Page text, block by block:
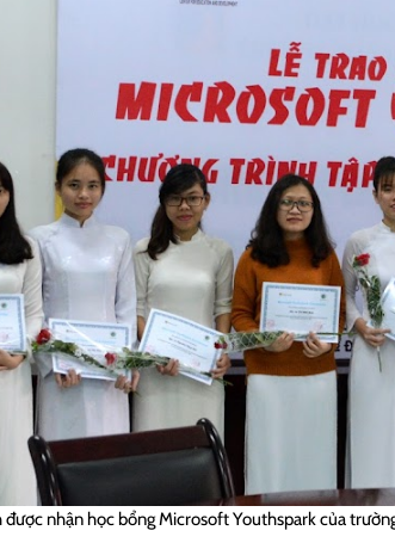
được nhận học bổng Microsoft Youthspark của